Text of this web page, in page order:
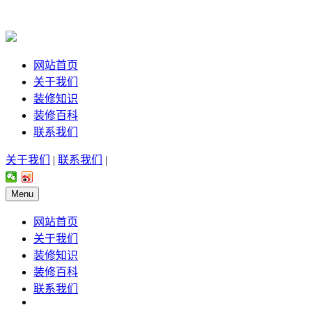
网站首页
关于我们
装修知识
装修百科
联系我们
关于我们 | 联系我们 |
Menu
网站首页
关于我们
装修知识
装修百科
联系我们